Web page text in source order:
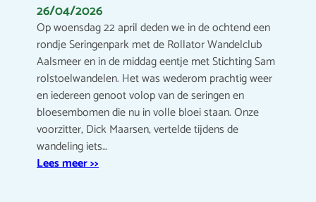
26/04/2026
Op woensdag 22 april deden we in de ochtend een
rondje Seringenpark met de Rollator Wandelclub
Aalsmeer en in de middag eentje met Stichting Sam
rolstoelwandelen. Het was wederom prachtig weer
en iedereen genoot volop van de seringen en
bloesembomen die nu in volle bloei staan. Onze
voorzitter, Dick Maarsen, vertelde tijdens de
wandeling iets…
Lees meer >>